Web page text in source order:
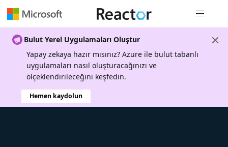
Bulut Yerel Uygulamaları Oluştur
Yapay zekaya hazır mısınız? Azure ile bulut tabanlı
uygulamaları nasıl oluşturacağınızı ve
ölçeklendirileceğini keşfedin.
Hemen kaydolun